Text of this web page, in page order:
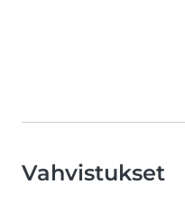
Vahvistukset